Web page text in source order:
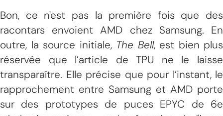
Bon, ce n'est pas la première fois que des
racontars envoient AMD chez Samsung. En
outre, la source initiale, The Bell, est bien plus
réservée que l’article de TPU ne le laisse
transparaître. Elle précise que pour l’instant, le
rapprochement entre Samsung et AMD porte
sur des prototypes de puces EPYC de 6e